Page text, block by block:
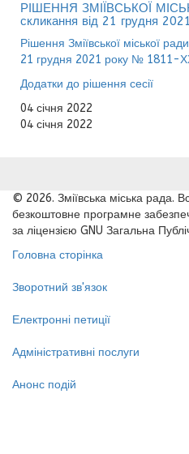
РІШЕННЯ ЗМІЇВСЬКОЇ
скликання від 21 грудня
Рішення Зміївської міської
21 грудня 2021 року № 1811-
Додатки до рішення сесії
04 січня 2022
04 січня 2022
© 2026. Зміївська міська рада.
безкоштовне програмне
за ліцензією GNU Загальна
Головна сторінка
Зворотний зв'язок
Електронні петиції
Адміністративні послуги
Анонс подій